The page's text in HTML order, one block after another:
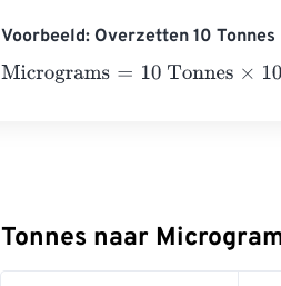
Voorbeeld: Overzetten 10
Micrograms=10 Tonnes×
Tonnes naar